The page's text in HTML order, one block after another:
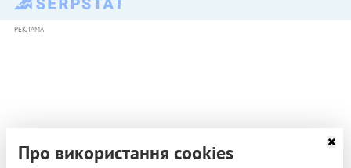
РЕКЛАМА
Про використання cookies